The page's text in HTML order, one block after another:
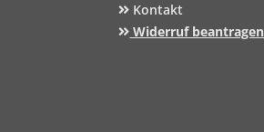
Kontakt
Widerruf beantragen